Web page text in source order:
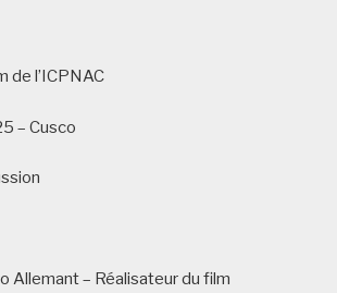
de l’ICPNAC
– Cusco
Allemant – Réalisateur du film